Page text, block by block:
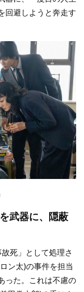
回避しようと奔走す
武器に、隠蔽
死」として処理さ
ン太)の事件を担当
った。これは不慮の